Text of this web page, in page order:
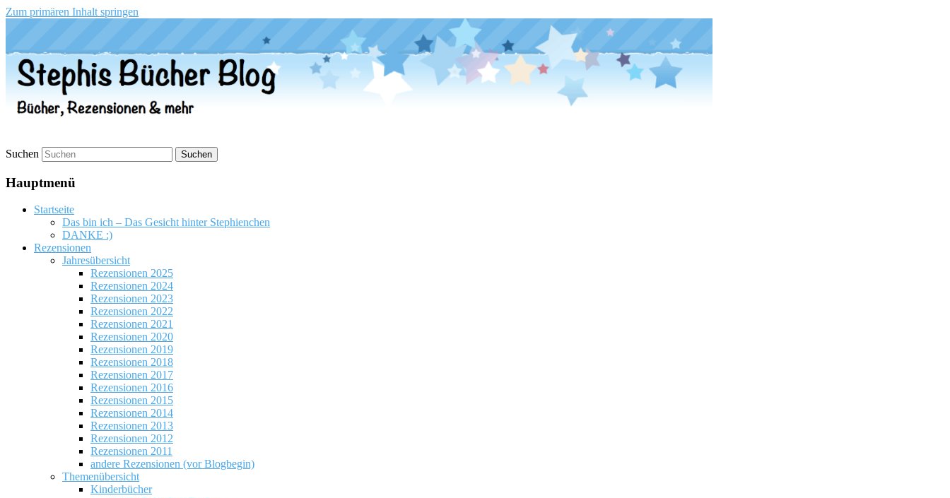
Zum primären Inhalt springen
Stephis Bücher Blog
Suchen
Hauptmenü
Startseite
Das bin ich – Das Gesicht hinter Stephienchen
DANKE :)
Rezensionen
Jahresübersicht
Rezensionen 2025
Rezensionen 2024
Rezensionen 2023
Rezensionen 2022
Rezensionen 2021
Rezensionen 2020
Rezensionen 2019
Rezensionen 2018
Rezensionen 2017
Rezensionen 2016
Rezensionen 2015
Rezensionen 2014
Rezensionen 2013
Rezensionen 2012
Rezensionen 2011
andere Rezensionen (vor Blogbegin)
Themenübersicht
Kinderbücher